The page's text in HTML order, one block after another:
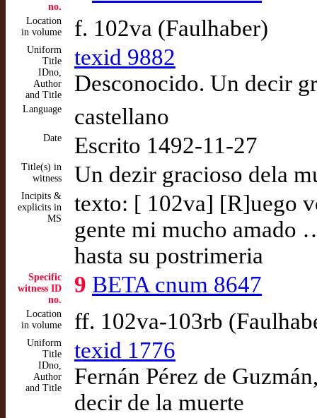
no.
Location
in volume
f. 102va (Faulhaber)
Uniform
Title
IDno,
Author
and Title
texid 9882
Desconocido. Un decir
Language castellano
Date Escrito 1492-11-27
Title(s) in
witness
Un dezir gracioso dela
Incipits &
explicits in
MS
texto: [ 102va] [R]uego
gente mi mucho amado
hasta su postrimeria
Specific
witness ID
no.
9 BETA cnum 8647
Location
in volume
ff. 102va-103rb
Uniform
Title
IDno,
Author
and Title
texid 1776
Fernán Pérez de
decir de la muerte